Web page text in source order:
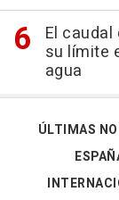
El
su límite
agua
ÚLTIMAS